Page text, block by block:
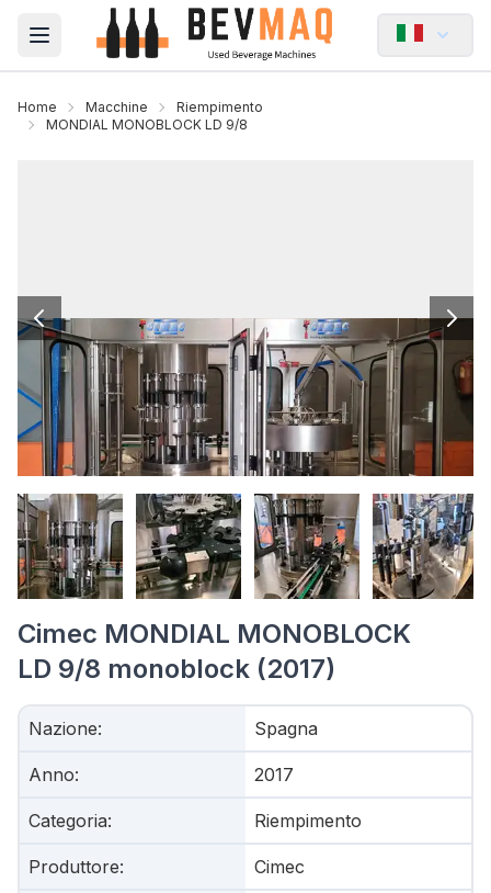
Open main menu
Home Macchine
Riempimento
MONDIAL MONOBLOCK LD 9/8
Cimec MONDIAL MONOBLOCK
LD 9/8 monoblock (2017)
Nazione: Spagna
Anno: 2017
Categoria: Riempimento
Produttore: Cimec